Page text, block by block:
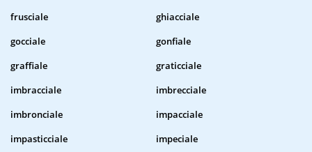
frusciale
ghiacciale
gocciale
gonfiale
graffiale
graticciale
imbracciale
imbrecciale
imbronciale
impacciale
impasticciale
impeciale